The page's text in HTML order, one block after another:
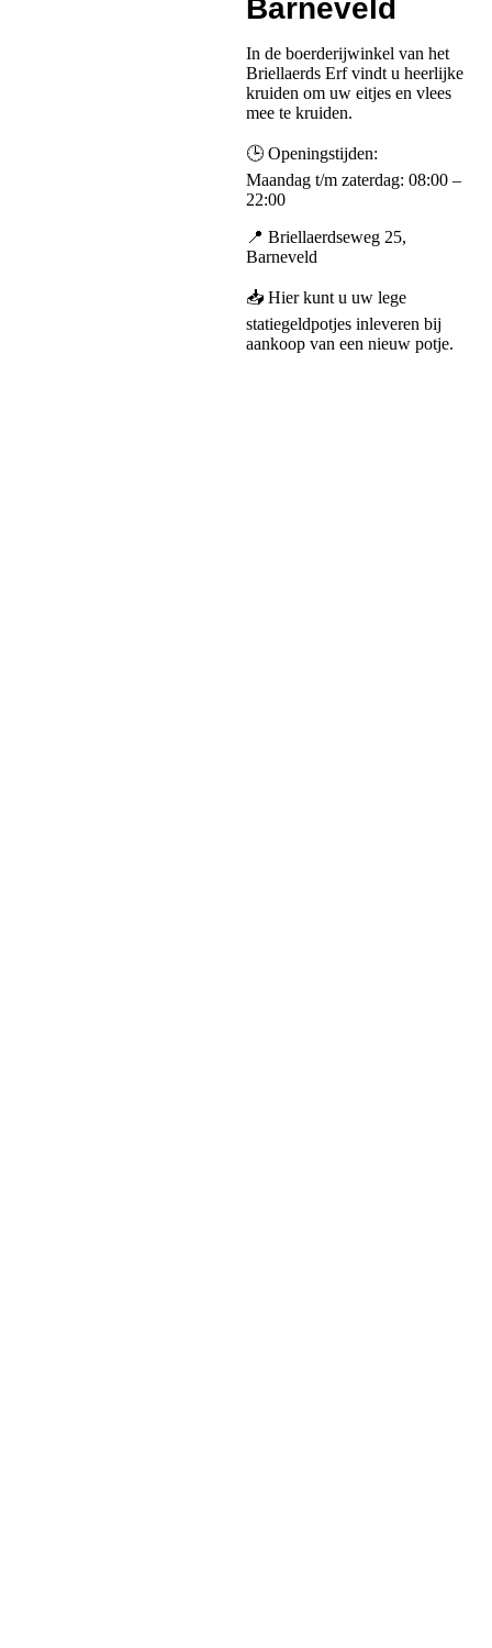
Barneveld
In de boerderijwinkel van het
Briellaerds Erf vindt u heerlijke
kruiden om uw eitjes en vlees
mee te kruiden.
🕒 Openingstijden:
Maandag t/m zaterdag: 08:00 –
22:00
📍 Briellaerdseweg 25,
Barneveld
📥 Hier kunt u uw lege
statiegeldpotjes inleveren bij
aankoop van een nieuw potje.